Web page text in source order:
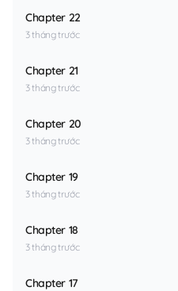
Chapter 22
3 tháng trước
Chapter 21
3 tháng trước
Chapter 20
3 tháng trước
Chapter 19
3 tháng trước
Chapter 18
3 tháng trước
Chapter 17